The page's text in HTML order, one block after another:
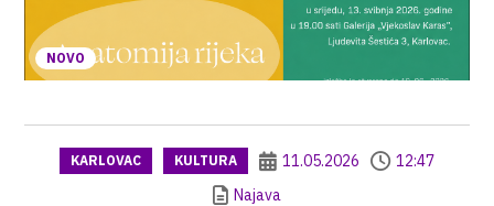
NOVO
KARLOVAC KULTURA 11.05.2026
12:47
Najava